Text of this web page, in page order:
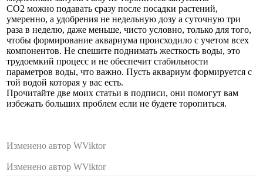
СО2 можно подавать сразу после посадки растений,
умеренно, а удобрения не недельную дозу а суточную три
раза в неделю, даже меньше, чисто условно, только для того,
чтобы формирование аквариума происходило с учетом всех
компонентов. Не спешите поднимать жесткость воды, это
трудоемкий процесс и не обеспечит стабильности
параметров воды, что важно. Пусть аквариум формируется с
той водой которая у вас есть.
Прочитайте две моих статьи в подписи, они помогут вам
избежать больших проблем если не будете торопиться.
Изменено автор WViktor
Изменено автор WViktor